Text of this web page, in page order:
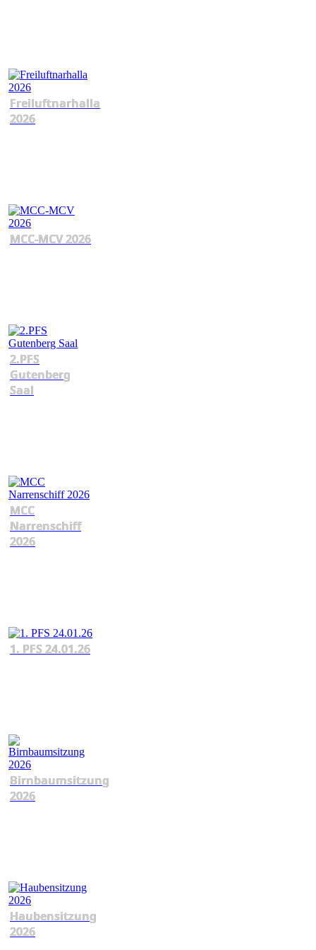
Freiluftnarhalla
2026
MCC-MCV 2026
2.PFS
Gutenberg
Saal
MCC
Narrenschiff
2026
1. PFS 24.01.26
Birnbaumsitzung
2026
Haubensitzung
2026